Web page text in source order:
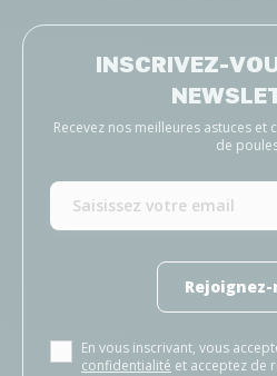
INSCRIVEZ-
Recevez nos meilleures astuces
de
En vous inscrivant, vous
confidentialité et acceptez de